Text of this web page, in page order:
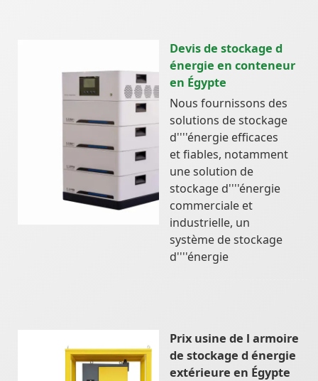
Devis de stockage d
énergie en conteneur
en Égypte
Nous fournissons des
solutions de stockage
d''''énergie efficaces
et fiables, notamment
une solution de
stockage d''''énergie
commerciale et
industrielle, un
système de stockage
d''''énergie
Prix usine de l armoire
de stockage d énergie
extérieure en Égypte